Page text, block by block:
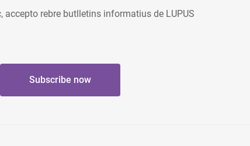
accepto rebre butlletins informatius de LUPUS
Subscribe now